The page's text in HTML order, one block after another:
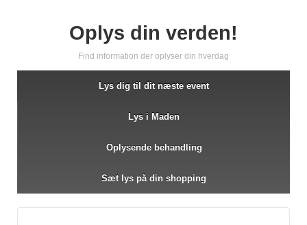
Oplys din verden!
Find information der oplyser din hverdag
Lys dig til dit næste event
Lys i Maden
Oplysende behandling
Sæt lys på din shopping